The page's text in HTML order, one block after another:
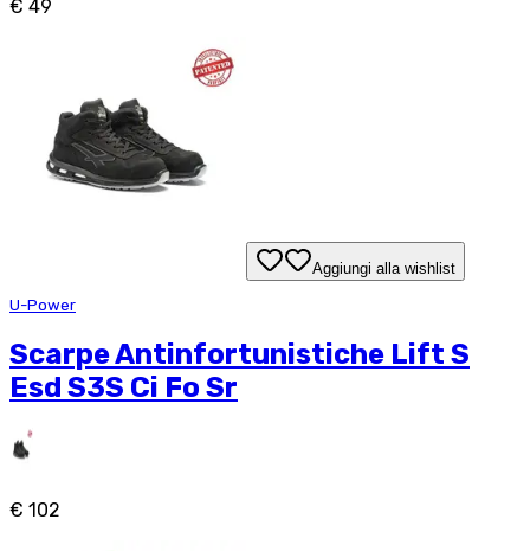
€ 49
Aggiungi alla wishlist
U-Power
Scarpe Antinfortunistiche Lift S
Esd S3S Ci Fo Sr
€ 102